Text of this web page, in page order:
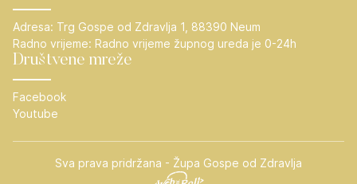
Adresa: Trg Gospe od Zdravlja 1, 88390 Neum
Radno vrijeme: Radno vrijeme župnog ureda je 0-24h
Društvene mreže
Facebook
Youtube
Sva prava pridržana - Župa Gospe od Zdravlja